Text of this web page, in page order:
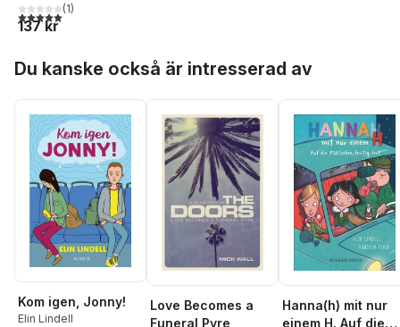
5,0utav 5 stjärnor. Totalt antal röster:
(1)
137 kr
Du kanske också är intresserad av
Kom igen, Jonny!
Elin Lindell
Love Becomes a
Funeral Pyre
Hanna(h) mit nur
einem H. Auf die